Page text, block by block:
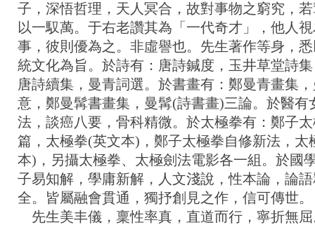
子，深悟哲理，天人冥合，故對事物之窮究，
以一馭萬。于右老讚其為「一代奇才」，他人
事，彼則優為之。非虛譽也。先生著作等身，
統文化為旨。於詩有：唐詩鍼度，玉井草堂詩
唐詩續集，曼青詞選。於書畫有：鄭曼青畫集
意，鄭曼髯書畫集，曼髯(詩書畫)三論。於醫有
法，談癌八要，骨科精微。於太極拳有：鄭子
篇，太極拳(英文本)，鄭子太極拳自修新法，太
本)，另攝太極拳、太極劍法電影各一組。於國
子易知解，學庸新解，人文淺說，性本論，論
全。皆屬融會貫通，獨抒創見之作，信可傳世。
先生美丰儀，稟性率真，直道而行，寧折無